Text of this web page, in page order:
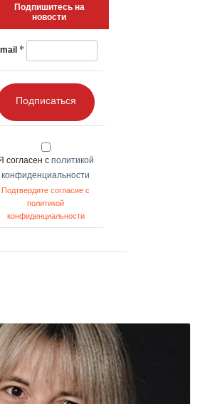
Подпишитесь на
новости
*
Подписаться
согласен с политикой
конфиденциальности
Подтвердите согласие с
политикой
конфиденциальности